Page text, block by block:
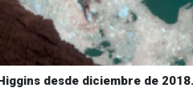
desde diciembre de